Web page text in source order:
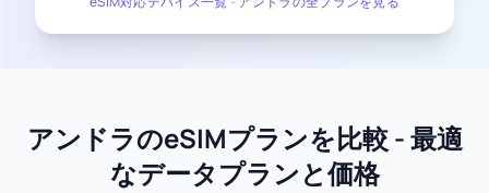
アンドラのeSIMプランを比較 - 最適
なデータプランと価格